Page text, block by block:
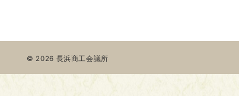
© 2026 長浜商工会議所